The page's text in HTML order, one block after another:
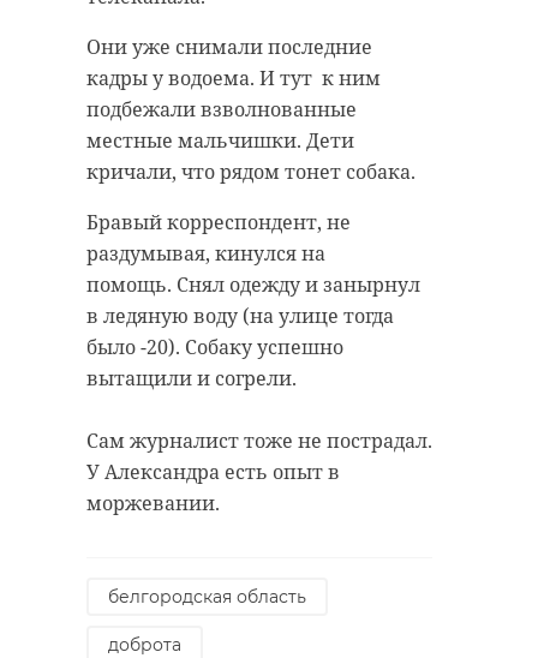
Они уже снимали последние
кадры у водоема. И тут к ним
подбежали взволнованные
местные мальчишки. Дети
кричали, что рядом тонет собака.
Бравый корреспондент, не
раздумывая, кинулся на
помощь. Снял одежду и занырнул
в ледяную воду (на улице тогда
было -20). Собаку успешно
вытащили и согрели.
Сам журналист тоже не пострадал.
У Александра есть опыт в
моржевании.
белгородская область
доброта